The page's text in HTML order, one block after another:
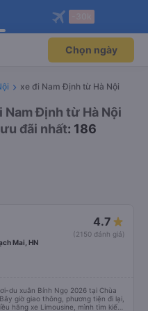
độc
Mở app
máy bay qua
Mở app
Chọn ngày
xe đi Nam Định từ Hà Nội
Nam Định từ Hà Nội
đãi nhất: 186
4.7
(2150 đánh giá)
Mai, HN
du xuân Bính Ngọ 2026 tại Chùa
giờ giao thông, phương tiện đi lại,
hãng xe Limousine, mình tìm kiếm